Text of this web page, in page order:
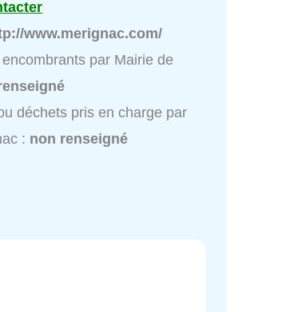
www.merignac.com/
par Mairie de
déchets pris en charge par
: non renseigné